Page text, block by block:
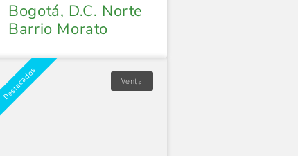
Bogotá, D.C. Norte
Barrio Morato
Destacados Venta